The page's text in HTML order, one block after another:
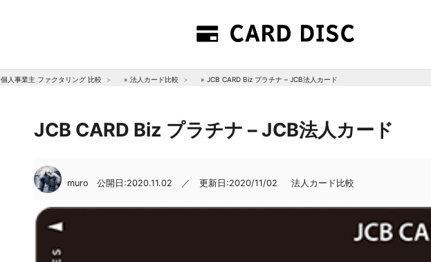
個人事業主 ファクタリング 比較 » 法人カード比較 » JCB CARD Biz プラチナ – JCB法人カード
JCB CARD Biz プラチナ – JCB法人カード
muro 公開日:2020.11.02 ／ 更新日:2020/11/02 法人カード比較